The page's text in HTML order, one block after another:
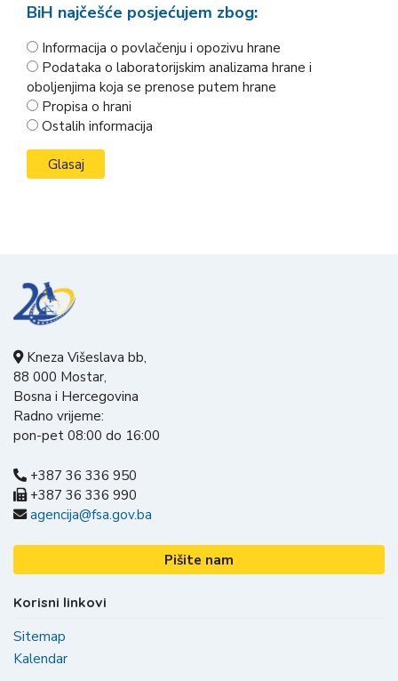
BiH najčešće posjećujem zbog:
Informacija o povlačenju i opozivu hrane
Podataka o laboratorijskim analizama hrane i
oboljenjima koja se prenose putem hrane
Propisa o hrani
Ostalih informacija
Kneza Višeslava bb,
88 000 Mostar,
Bosna i Hercegovina
Radno vrijeme:
pon-pet 08:00 do 16:00
+387 36 336 950
+387 36 336 990
agencija@fsa.gov.ba
Pišite nam
Korisni linkovi
Sitemap
Kalendar